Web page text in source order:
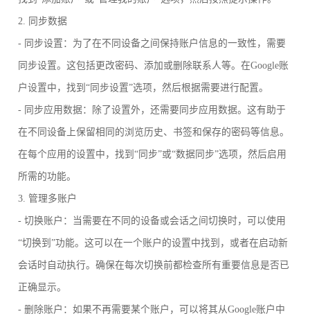
2. 同步数据
- 同步设置：为了在不同设备之间保持账户信息的一致性，需要
同步设置。这包括更改密码、添加或删除联系人等。在Google账
户设置中，找到“同步设置”选项，然后根据需要进行配置。
- 同步应用数据：除了设置外，还需要同步应用数据。这有助于
在不同设备上保留相同的浏览历史、书签和保存的密码等信息。
在每个应用的设置中，找到“同步”或“数据同步”选项，然后启用
所需的功能。
3. 管理多账户
- 切换账户：当需要在不同的设备或会话之间切换时，可以使用
“切换到”功能。这可以在一个账户的设置中找到，或者在启动新
会话时自动执行。确保在每次切换前都检查所有重要信息是否已
正确显示。
- 删除账户：如果不再需要某个账户，可以将其从Google账户中